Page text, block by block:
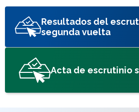
Resultados del
segunda vuelta
Acta de escrutinio